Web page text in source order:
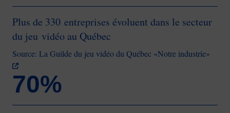
Plus de 330 entreprises évoluent dans le secteur
du jeu vidéo au Québec
Source: La Guilde du jeu vidéo du Québec «Notre industrie»
70%